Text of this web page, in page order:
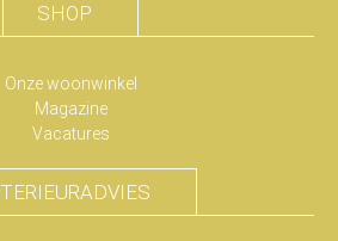
SHOP
Onze woonwinkel
Magazine
Vacatures